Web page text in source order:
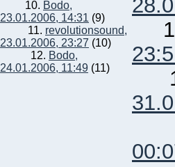
10. Bodo,
23.01.2006, 14:31 (9)
11. revolutionsound,
23.01.2006, 23:27 (10)
12. Bodo,
24.01.2006, 11:49 (11)